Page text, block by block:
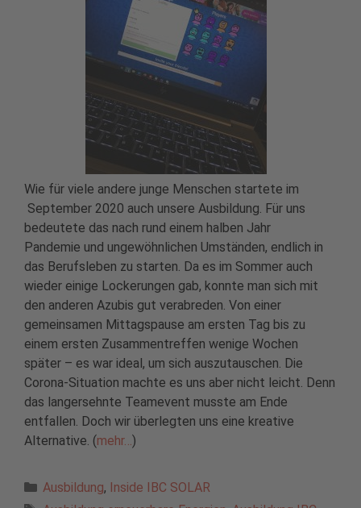
Wie für viele andere junge Menschen startete im
September 2020 auch unsere Ausbildung. Für uns
bedeutete das nach rund einem halben Jahr
Pandemie und ungewöhnlichen Umständen, endlich in
das Berufsleben zu starten. Da es im Sommer auch
wieder einige Lockerungen gab, konnte man sich mit
den anderen Azubis gut verabreden. Von einer
gemeinsamen Mittagspause am ersten Tag bis zu
einem ersten Zusammentreffen wenige Wochen
später – es war ideal, um sich auszutauschen. Die
Corona-Situation machte es uns aber nicht leicht. Denn
das langersehnte Teamevent musste am Ende
entfallen. Doch wir überlegten uns eine kreative
Alternative. (mehr… )
Kategorien
Ausbildung, Inside IBC SOLAR